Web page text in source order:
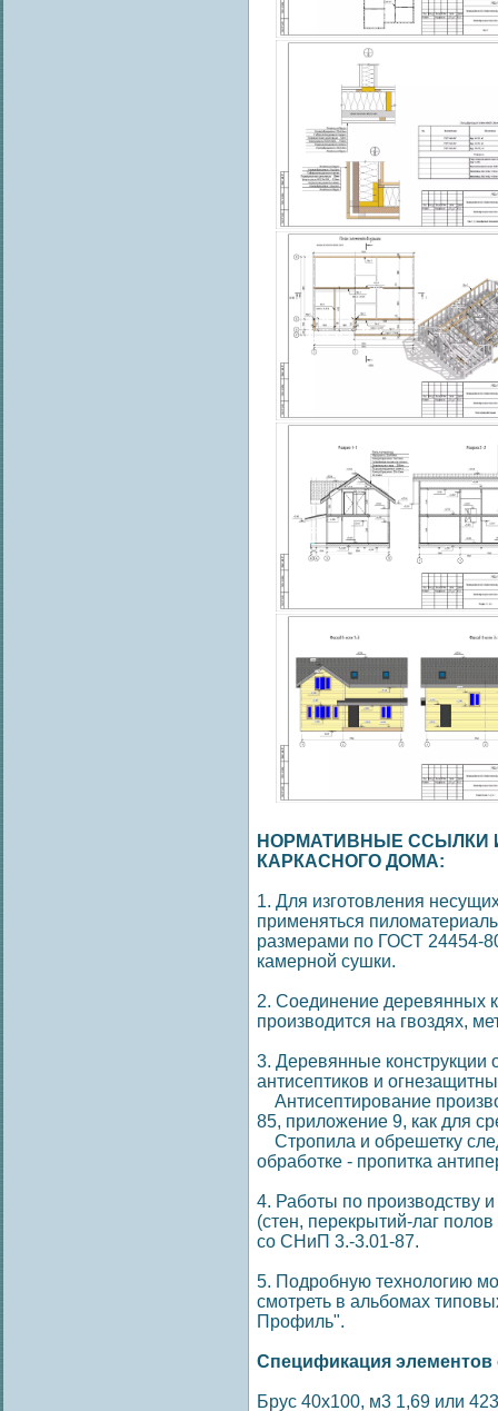
НОРМАТИВНЫЕ ССЫЛКИ
КАРКАСНОГО ДОМА:
1. Для изготовления
применяться
размерами по ГОСТ 24454-
камерной сушки.
2. Соединение деревянных
производится на гвоздях,
3. Деревянные конструкции
антисептиков и
Антисептирование
85, приложение 9, как для
Стропила и обрешетку
обработке - пропитка
4. Работы по производству
(стен, перекрытий-лаг
со СНиП 3.-3.01-87.
5. Подробную технологию
смотреть в альбомах
Профиль".
Спецификация элементов
Брус 40х100, м3 1,69 или